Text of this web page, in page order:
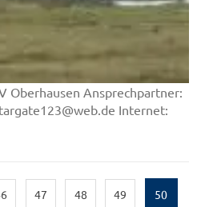
Oberhausen Ansprechpartner:
Internet:
47 48 49 50